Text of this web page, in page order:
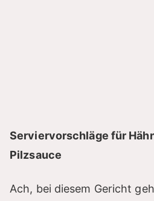
Serviervorschläge für
Pilzsauce
Ach, bei diesem Gericht